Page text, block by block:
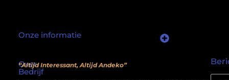
Over
Bedrijf
“Altijd Interessant, Altijd Andeko”
Onze informatie